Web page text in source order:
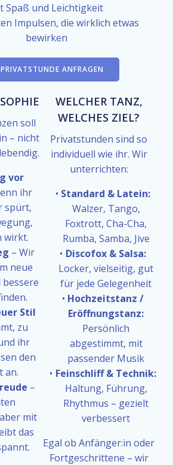
Spaß und Leichtigkeit
Impulsen, die wirklich etwas
bewirken
ANFRAGEN
soll
– nicht
vor
ihr
spürt,
wirkt.
– Wir
neue
Stil
zu
ihr
den
an.
–
mit
das
WELCHER TANZ,
WELCHES ZIEL?
Privatstunden sind so
individuell wie ihr. Wir
unterrichten:
Standard & Latein:
Walzer, Tango,
Foxtrott, Cha-Cha,
Rumba, Samba, Jive
Discofox & Salsa:
Locker, vielseitig, gut
für jede Gelegenheit
Hochzeitstanz /
Eröffnungstanz:
Persönlich
abgestimmt, mit
passender Musik
Feinschliff & Technik:
Haltung, Führung,
Rhythmus – gezielt
verbessert
Egal ob Anfänger:in oder
Fortgeschrittene – wir